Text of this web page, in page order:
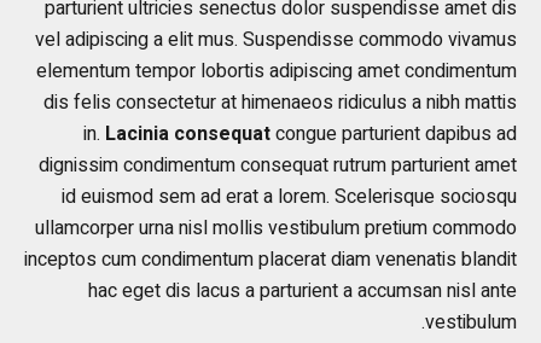
parturient ultricies senectus dolor suspendisse amet dis
vel adipiscing a elit mus. Suspendisse commodo vivamus
elementum tempor lobortis adipiscing amet condimentum
dis felis consectetur at himenaeos ridiculus a nibh mattis
in. Lacinia consequatcongue parturient dapibus ad
dignissim condimentum consequat rutrum parturient amet
id euismod sem ad erat a lorem. Scelerisque sociosqu
ullamcorper urna nisl mollis vestibulum pretium commodo
inceptos cum condimentum placerat diam venenatis blandit
hac eget dis lacus a parturient a accumsan nisl ante
vestibulum.